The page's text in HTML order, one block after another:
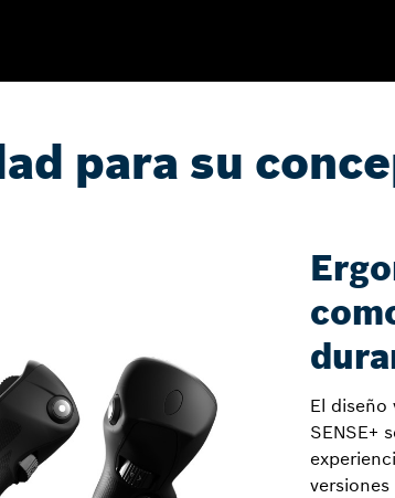
para su
El diseño
SENSE+